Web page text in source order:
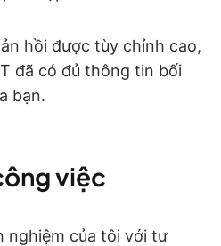
hồi được tùy chỉnh cao,
đã có đủ thông tin bối
bạn.
việc
nghiệm của tôi với tư